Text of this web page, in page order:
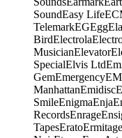
SoundEasy Life
TelemarkEGEgg
BirdElectrola
MusicianElevator
SpecialElvis Ltd
GemEmergency
ManhattanEmidisc
SmileEnigmaEnja
RecordsEnrage
TapesEratoErmitage